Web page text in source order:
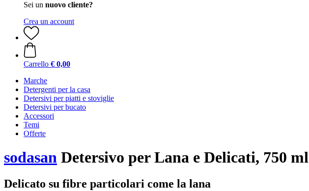
Sei un nuovo cliente?
Crea un account
Carrello € 0,00
Marche
Detergenti per la casa
Detersivi per piatti e stoviglie
Detersivi per bucato
Accessori
Temi
Offerte
sodasan Detersivo per Lana e Delicati, 750 ml
Delicato su fibre particolari come la lana